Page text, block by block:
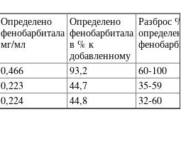
Определено
фенобарбитала
мг/мл
Определено
фенобарбитала
в % к
добавленному
Разброс %
0,466 93,2
60-100
0,223 44,7
35-59
0,224 44,8 32-60